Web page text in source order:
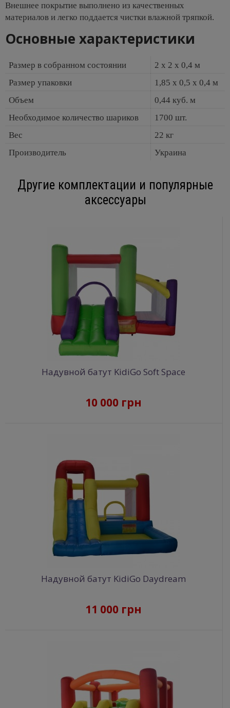
Внешнее покрытие выполнено из качественных
материалов и легко поддается чистки влажной тряпкой.
Основные характеристики
Размер в собранном состоянии
2 х 2 х 0,4 м
Размер упаковки
1,85 х 0,5 х 0,4 м
Объем
0,44 куб. м
Необходимое количество шариков
1700 шт.
Вес
22 кг
Производитель
Украина
Другие комплектации и популярные
аксессуары
Надувной батут KidiGo Soft Space
10 000 грн
Надувной батут KidiGo Daydream
11 000 грн